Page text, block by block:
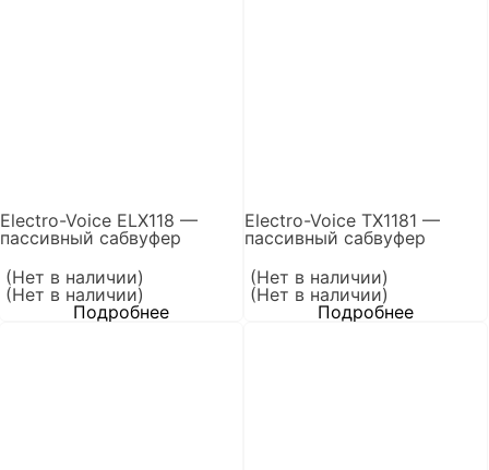
Electro-Voice ELX118 —
пассивный сабвуфер
(Нет в наличии)
(Нет в наличии)
Подробнее
Electro-Voice TX1181 —
пассивный сабвуфер
(Нет в наличии)
(Нет в наличии)
Подробнее